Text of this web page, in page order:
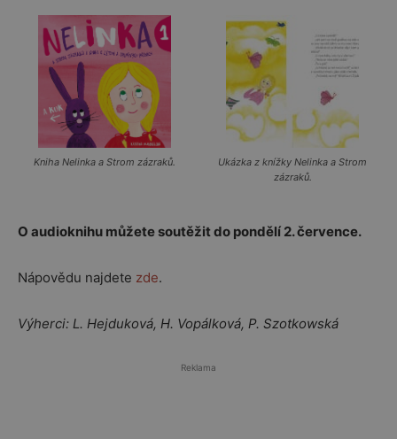
Kniha Nelinka a Strom zázraků.
Ukázka z knížky Nelinka a Strom
zázraků.
O audioknihu můžete soutěžit do pondělí 2. července.
Nápovědu najdete zde.
Výherci: L. Hejduková, H. Vopálková, P. Szotkowská
Reklama